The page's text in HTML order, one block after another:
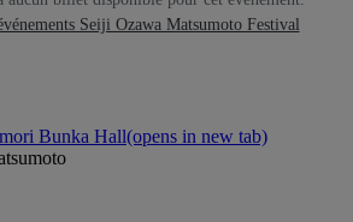
Seiji Ozawa Matsumoto Festival
Bunka Hall(opens in new tab)